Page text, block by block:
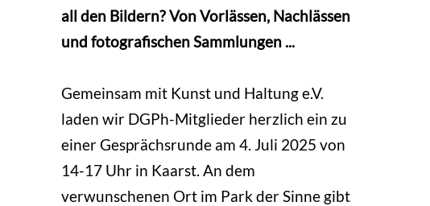
all den Bildern? Von Vorlässen, Nachlässen
und fotografischen Sammlungen ...
Gemeinsam mit Kunst und Haltung e.V.
laden wir DGPh-Mitglieder herzlich ein zu
einer Gesprächsrunde am 4. Juli 2025 von
14-17 Uhr in Kaarst. An dem
verwunschenen Ort im Park der Sinne gibt